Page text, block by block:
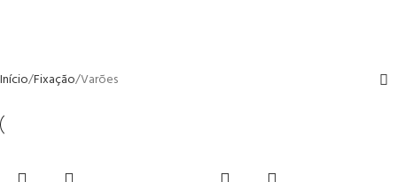
Início Fixação Varões